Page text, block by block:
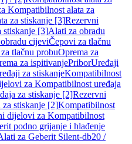
Kompatibilnost alata za
za stiskanje [3]Rezervni
stiskanje [3]Alati za obradu
cijeviČepovi za tlačnu
tlačnu probuOprema za
za ispitivanjePriborUređaji
za stiskanjeKompatibilnost
za Kompatibilnost uređaja
za stiskanje [2]Rezervni
stiskanje [2]Kompatibilnost
dijelovi za Kompatibilnost
podno grijanje i hlađenje
za Geberit Silent-db20 /